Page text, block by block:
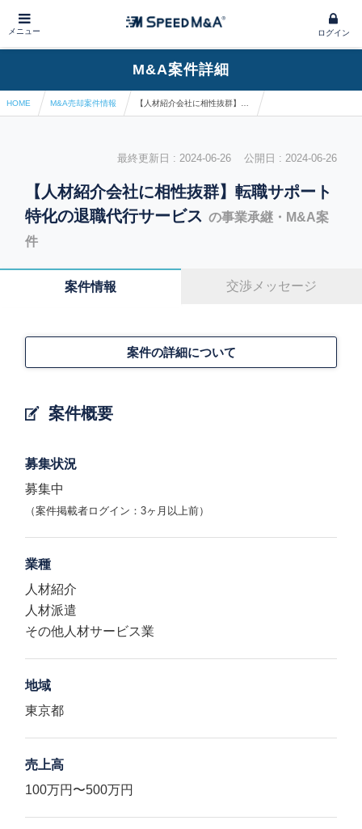
メニュー ログイン
M&A案件詳細
HOME M&A売却案件情報
最終更新日 : 2024-06-26 公開日 : 2024-06-26
【人材紹介会社に相性抜群】転職サポート
特化の退職代行サービス の事業承継・M&A案
件
案件情報 交渉メッセージ
案件概要
案件の詳細について
募集状況
募集中
（案件掲載者ログイン：3ヶ月以上前）
業種
人材紹介
人材派遣
その他人材サービス業
地域
東京都
売上高
100万円〜500万円